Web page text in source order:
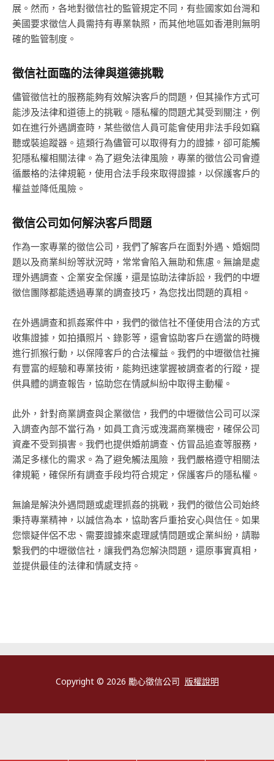
展。然而，各地對徵信社的監管規定不同，有些國家如台灣和
美國要求徵信人員需持有專業執照，而其他地區如香港則無明
確的監管制度。
徵信社面臨的法律與道德挑戰
儘管徵信社的服務能夠有效解決客戶的問題，但其操作方式可
能涉及法律和道德上的挑戰。隱私權的問題尤其受到關注，例
如在進行外遇調查時，某些徵信人員可能會使用非法手段如竊
聽或裝追蹤器。這類行為儘管可以取得有力的證據，卻可能觸
犯隱私權相關法律。為了避免法律風險，專業的徵信公司會遵
循嚴格的法律規範，使用合法手段來取得證據，以保護客戶的
權益並降低風險。
徵信公司如何解決客戶問題
作為一家專業的徵信公司，我們了解客戶在面對外遇、婚姻問
題以及商業糾紛等狀況時，常常會陷入無助和焦慮。無論是處
理外遇調查、企業安全保護，還是協助法律訴訟，我們的中壢
徵信團隊都能透過專業的調查技巧，為您找出問題的真相。
在外遇調查和抓姦案件中，我們的徵信社不僅使用合法的方式
收集證據，如拍攝照片、錄影等，還會協助客戶在適當的時機
進行抓猴行動，以保障客戶的合法權益。我們的中壢徵信社擁
有豐富的經驗和專業技術，能夠迅速掌握被調查者的行蹤，提
供具體的調查報告，協助您在情感糾紛中取得主動權。
此外，針對商業調查與企業徵信，我們的中壢徵信公司可以深
入調查內部不當行為，如員工貪污或洩漏商業機密，確保公司
資產不受到損害。我們也提供婚前調查、仿冒品追查等服務，
滿足多樣化的需求。為了避免觸法風險，我們嚴格遵守相關法
律規範，確保所有調查手段均符合規定，保護客戶的隱私權。
無論是解決外遇問題或處理抓姦的挑戰，我們的徵信公司始終
秉持專業精神，以誠信為本，協助客戶重拾安心與信任。如果
您懷疑伴侶不忠、需要證據來處理感情問題或企業糾紛，請聯
繫我們的中壢徵信社，讓我們為您解決問題，還原事實真相，
並提供最佳的法律和情感支持。
Copyright © 2026 勵心徵信公司 版權說明